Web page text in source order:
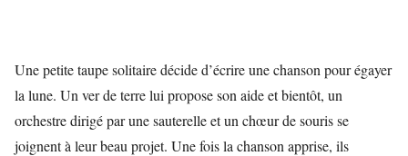
Une petite taupe solitaire décide d’écrire une chanson pour égayer
la lune. Un ver de terre lui propose son aide et bientôt, un
orchestre dirigé par une sauterelle et un chœur de souris se
joignent à leur beau projet. Une fois la chanson apprise, ils